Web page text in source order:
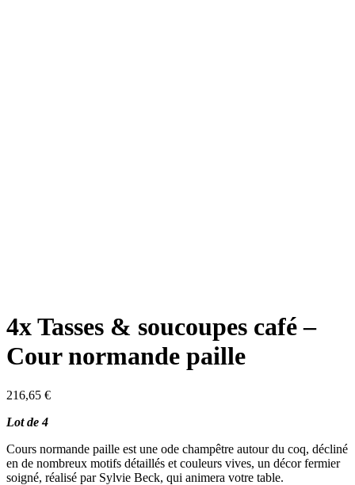
4x Tasses & soucoupes café –
Cour normande paille
216,65 €
Lot de 4
Cours normande paille est une ode champêtre autour du coq, décliné
en de nombreux motifs détaillés et couleurs vives, un décor fermier
soigné, réalisé par Sylvie Beck, qui animera votre table.